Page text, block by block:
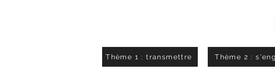
Thème 1 : transmettre Thème 2 :